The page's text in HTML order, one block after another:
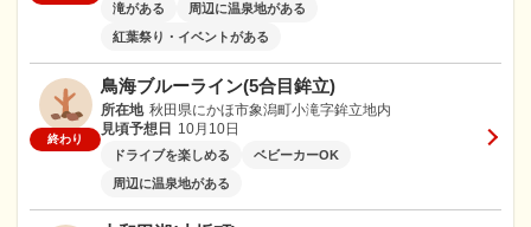
滝がある
周辺に温泉地がある
紅葉祭り・イベントがある
終わり
鳥海ブルーライン(5合目鉾立)
所在地 秋田県にかほ市象潟町小滝字鉾立地内
見頃予想日
10月10日
ドライブを楽しめる
ベビーカーOK
周辺に温泉地がある